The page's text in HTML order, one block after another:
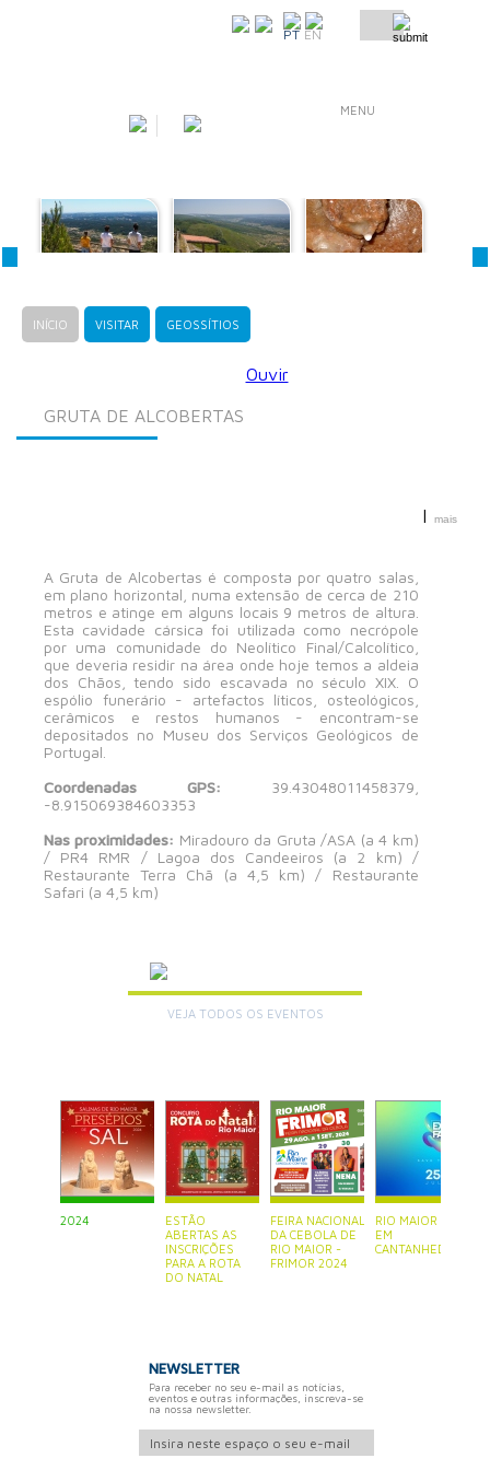
PT EN
MENU
INÍCIO VISITAR GEOSSÍTIOS
Ouvir
GRUTA DE ALCOBERTAS
| mais
A Gruta de Alcobertas é composta por quatro salas,
em plano horizontal, numa extensão de cerca de 210
metros e atinge em alguns locais 9 metros de altura.
Esta cavidade cársica foi utilizada como necrópole
por uma comunidade do Neolítico Final/Calcolítico,
que deveria residir na área onde hoje temos a aldeia
dos Chãos, tendo sido escavada no século XIX. O
espólio funerário - artefactos líticos, osteológicos,
cerâmicos e restos humanos - encontram-se
depositados no Museu dos Serviços Geológicos de
Portugal.
Coordenadas GPS: 39.43048011458379,
-8.915069384603353
Nas proximidades: Miradouro da Gruta /ASA (a 4 km)
/ PR4 RMR / Lagoa dos Candeeiros (a 2 km) /
Restaurante Terra Chã (a 4,5 km) / Restaurante
Safari (a 4,5 km)
VEJA TODOS OS EVENTOS
2024
ESTÃO
ABERTAS AS
INSCRIÇÕES
PARA A ROTA
DO NATAL
FEIRA NACIONAL
DA CEBOLA DE
RIO MAIOR -
FRIMOR 2024
RIO MAIOR ESTÁ
EM
CANTANHEDE
NEWSLETTER
Para receber no seu e-mail as notícias,
eventos e outras informações, inscreva-se
na nossa newsletter.